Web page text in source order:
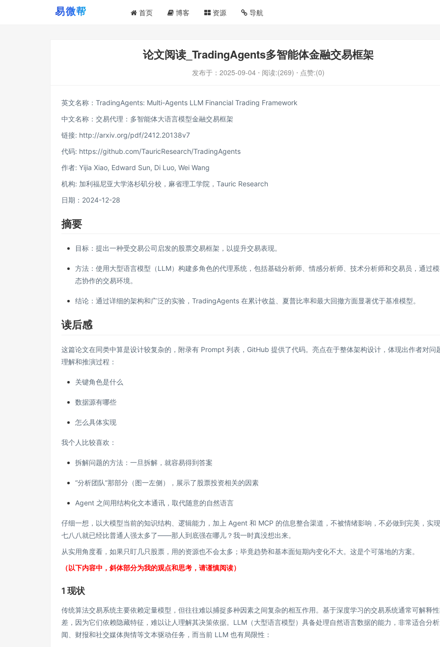
首页 博客 资源 导航
论文阅读_TradingAgents多智能体金融交易框架
发布于： 2025-09-04 ⋅ 阅读:(269) ⋅ 点赞:(0)
英文名称：TradingAgents: Multi-Agents LLM Financial Trading Framework
中文名称：交易代理：多智能体大语言模型金融交易框架
链接: http://arxiv.org/pdf/2412.20138v7
代码: https://github.com/TauricResearch/TradingAgents
作者: Yijia Xiao, Edward Sun, Di Luo, Wei Wang
机构: 加利福尼亚大学洛杉矶分校，麻省理工学院，Tauric Research
日期：2024-12-28
摘要
目标：提出一种受交易公司启发的股票交易框架，以提升交易表现。
方法：使用大型语言模型（LLM）构建多角色的代理系统，包括基础分析师、情感分析师、技术分析师和交易员，通过
态协作的交易环境。
结论：通过详细的架构和广泛的实验，TradingAgents 在累计收益、夏普比率和最大回撤方面显著优于基准模型。
读后感
这篇论文在同类中算是设计较复杂的，附录有 Prompt 列表，GitHub 提供了代码。亮点在于整体架构设计，体现出作者对问
理解和推演过程：
关键角色是什么
数据源有哪些
怎么具体实现
我个人比较喜欢：
拆解问题的方法：一旦拆解，就容易得到答案
“分析团队”那部分（图一左侧），展示了股票投资相关的因素
Agent 之间用结构化文本通讯，取代随意的自然语言
仔细一想，以大模型当前的知识结构、逻辑能力，加上 Agent 和 MCP 的信息整合渠道，不被情绪影响，不必做到完美，实
七八八就已经比普通人强太多了——那人到底强在哪儿？我一时真没想出来。
从实用角度看，如果只盯几只股票，用的资源也不会太多；毕竟趋势和基本面短期内变化不大。这是个可落地的方案。
（以下内容中，斜体部分为我的观点和思考，请谨慎阅读）
1 现状
传统算法交易系统主要依赖定量模型，但往往难以捕捉多种因素之间复杂的相互作用。基于深度学习的交易系统通常可解释
差，因为它们依赖隐藏特征，难以让人理解其决策依据。LLM（大型语言模型）具备处理自然语言数据的能力，非常适合分
闻、财报和社交媒体舆情等文本驱动任务，而当前 LLM 也有局限性：